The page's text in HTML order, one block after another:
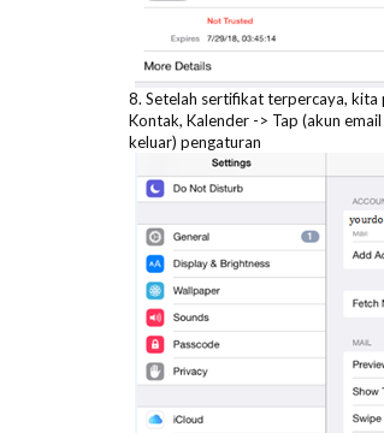
8. Setelah sertifikat terpercaya, kita
Kontak, Kalender -> Tap (akun
keluar) pengaturan